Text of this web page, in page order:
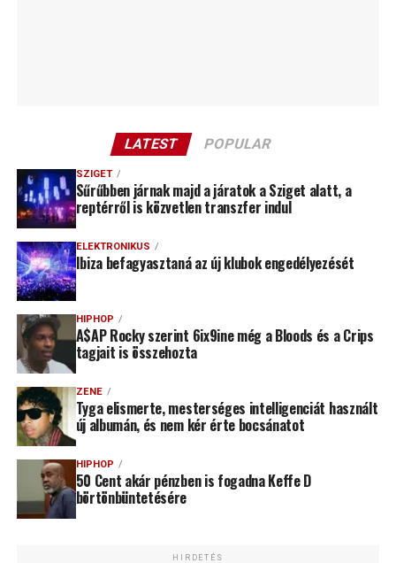
LATEST POPULAR
SZIGET
Sűrűbben járnak majd a járatok a Sziget alatt, a
reptérről is közvetlen transzfer indul
ELEKTRONIKUS
Ibiza befagyasztaná az új klubok engedélyezését
HIPHOP
A$AP Rocky szerint 6ix9ine még a Bloods és a Crips
tagjait is összehozta
ZENE
Tyga elismerte, mesterséges intelligenciát használt
új albumán, és nem kér érte bocsánatot
HIPHOP
50 Cent akár pénzben is fogadna Keffe D
börtönbüntetésére
HIRDETÉS